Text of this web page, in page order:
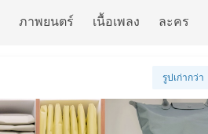
ภาพยนตร์ เนื้อเพลง ละคร
รูปเก่ากว่า